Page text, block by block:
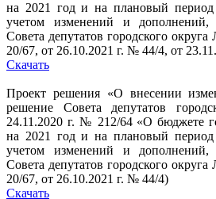
на 2021 год и на плановый
учетом изменений и дополнений,
Совета депутатов городского
20/67, от 26.10.2021 г. № 44/4, от
Скачать
Проект решения «О внесении
решение Совета депутатов
24.11.2020 г. № 212/64 «О бюджете
на 2021 год и на плановый
учетом изменений и дополнений,
Совета депутатов городского
20/67, от 26.10.2021 г. № 44/4)
Скачать